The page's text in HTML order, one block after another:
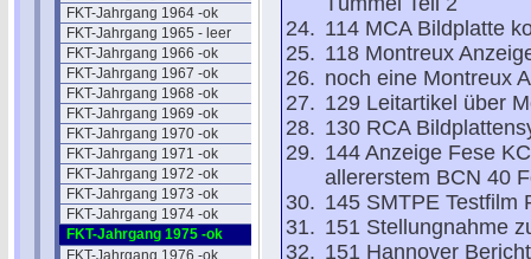
FKT-Jahrgang 1964 -ok
FKT-Jahrgang 1965 - leer
FKT-Jahrgang 1966 -ok
FKT-Jahrgang 1967 -ok
FKT-Jahrgang 1968 -ok
FKT-Jahrgang 1969 -ok
FKT-Jahrgang 1970 -ok
FKT-Jahrgang 1971 -ok
FKT-Jahrgang 1972 -ok
FKT-Jahrgang 1973 -ok
FKT-Jahrgang 1974 -ok
FKT-Jahrgang 1975 -ok
FKT-Jahrgang 1976 -ok
114 MCA Bildplatte
118 Montreux
noch eine Montreux
129 Leitartikel über
130 RCA
144 Anzeige Fese
allererstem BCN 40
145 SMTPE Testfilm
151 Stellungnahme
151 Hannover